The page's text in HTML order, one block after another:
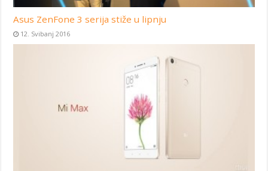
Asus ZenFone 3 serija stiže u lipnju
12. Svibanj 2016